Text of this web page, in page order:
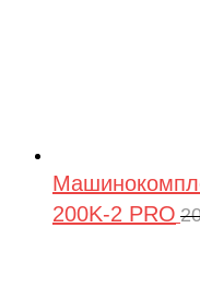
200K-2 PRO